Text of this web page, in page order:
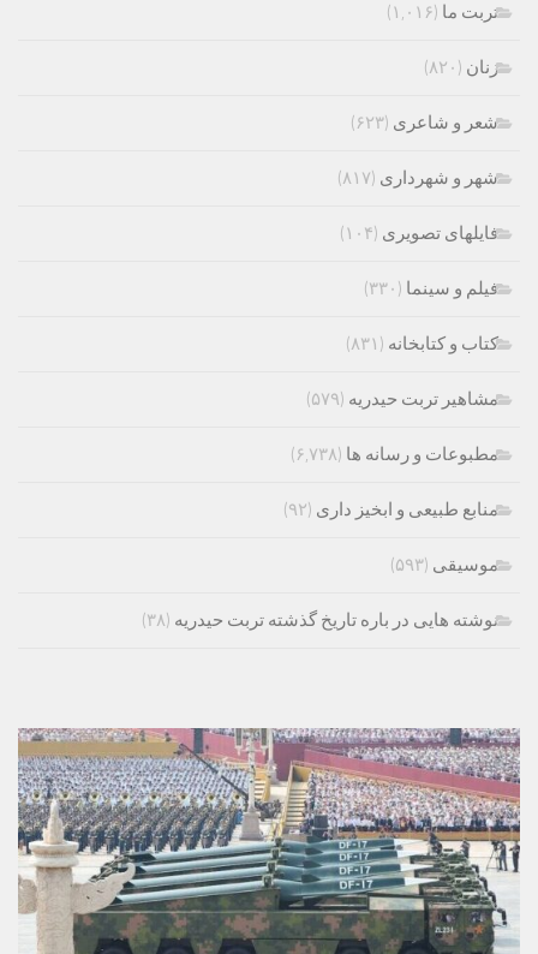
تربت ما (۱,۰۱۶)
زنان (۸۲۰)
شعر و شاعری (۶۲۳)
شهر و شهرداری (۸۱۷)
فایلهای تصویری (۱۰۴)
فیلم و سینما (۳۳۰)
کتاب و کتابخانه (۸۳۱)
مشاهیر تربت حیدریه (۵۷۹)
مطبوعات و رسانه ها (۶,۷۳۸)
منابع طبیعی و ابخیز داری (۹۲)
موسیقی (۵۹۳)
نوشته هایی در باره تاریخ گذشته تربت حیدریه (۳۸)